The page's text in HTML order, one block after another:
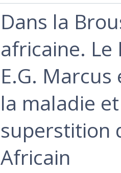
‎Dans la
africaine. Le
E.G.
la maladie
superstition
Africain‎